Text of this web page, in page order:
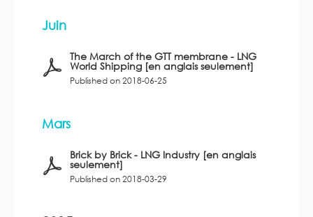
Juin
The March of the GTT membrane - LNG
World Shipping [en anglais seulement]
Published on 2018-06-25
Mars
Brick by Brick - LNG Industry [en anglais
seulement]
Published on 2018-03-29